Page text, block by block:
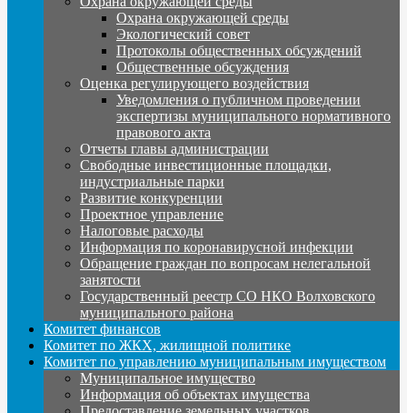
Охрана окружающей среды
Экологический совет
Протоколы общественных обсуждений
Общественные обсуждения
Оценка регулирующего воздействия
Уведомления о публичном проведении
экспертизы муниципального нормативного
правового акта
Отчеты главы администрации
Свободные инвестиционные площадки,
индустриальные парки
Развитие конкуренции
Проектное управление
Налоговые расходы
Информация по коронавирусной инфекции
Обращение граждан по вопросам нелегальной
занятости
Государственный реестр СО НКО Волховского
муниципального района
Комитет финансов
Комитет по ЖКХ, жилищной политике
Комитет по управлению муниципальным имуществом
Муниципальное имущество
Информация об объектах имущества